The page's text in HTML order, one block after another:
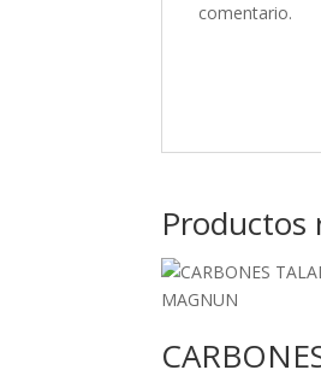
comentario.
Productos